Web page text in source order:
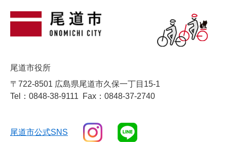
尾道市役所
〒722-8501 広島県尾道市久保一丁目15-1
Tel：0848-38-9111
Fax：0848-37-2740
尾道市公式SNS